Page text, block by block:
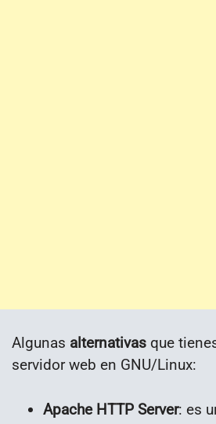
Algunas alternativas que
servidor web en GNU/Linux:
Apache HTTP Server: es